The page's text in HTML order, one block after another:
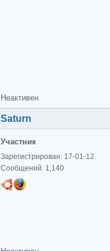
Неактивен
Saturn
Участник
Зарегистрирован: 17-01-12
Сообщений: 1,140